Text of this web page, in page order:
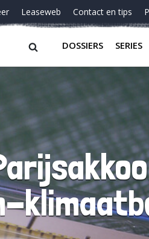
Leaseweb Contact en tips
DOSSIERS SERIES